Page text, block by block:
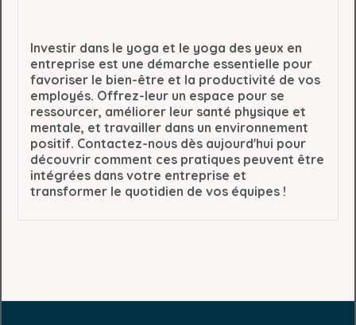
Investir dans le yoga et le yoga des yeux en
entreprise est une démarche essentielle pour
favoriser le bien-être et la productivité de vos
employés. Offrez-leur un espace pour se
ressourcer, améliorer leur santé physique et
mentale, et travailler dans un environnement
positif. Contactez-nous dès aujourd'hui pour
découvrir comment ces pratiques peuvent être
intégrées dans votre entreprise et
transformer le quotidien de vos équipes !